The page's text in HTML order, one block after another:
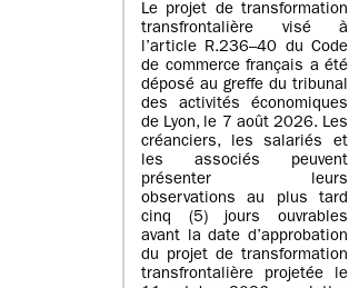
Le projet de transformation
transfrontalière visé à
l’article R.236–40 du Code
de commerce français a été
déposé au greffe du tribunal
des activités économiques
de Lyon, le 7 août 2026. Les
créanciers, les salariés et
les associés peuvent
présenter leurs
observations au plus tard
cinq (5) jours ouvrables
avant la date d’approbation
du projet de transformation
transfrontalière projetée le